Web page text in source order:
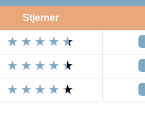
Stjerner